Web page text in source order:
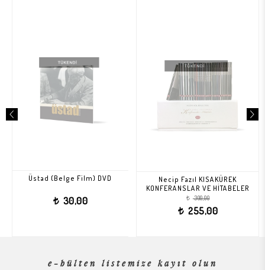
Üstad (Belge Film) DVD
30,00
Necip Fazıl KISAKÜREK
KONFERANSLAR VE HİTABELER
255,00
e-bülten listemize kayıt olun